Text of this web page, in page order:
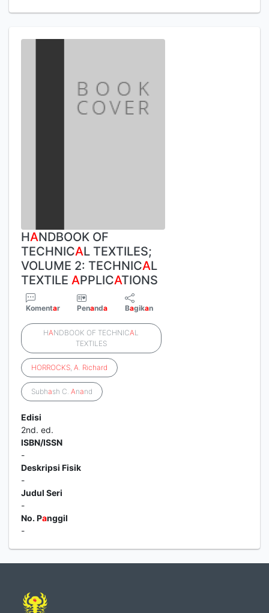
HANDBOOK OF
TECHNICAL TEXTILES;
VOLUME 2: TECHNICAL
TEXTILE APPLICATIONS
Komentar Penanda Bagikan
HANDBOOK OF TECHNICAL
TEXTILES
HORROCKS, A. Richard
Subhash C. Anand
Edisi
2nd. ed.
ISBN/ISSN
-
Deskripsi Fisik
-
Judul Seri
-
No. Panggil
-